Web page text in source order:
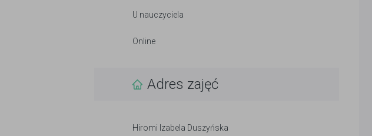
U nauczyciela
Online
Adres zajęć
Hiromi Izabela Duszyńska